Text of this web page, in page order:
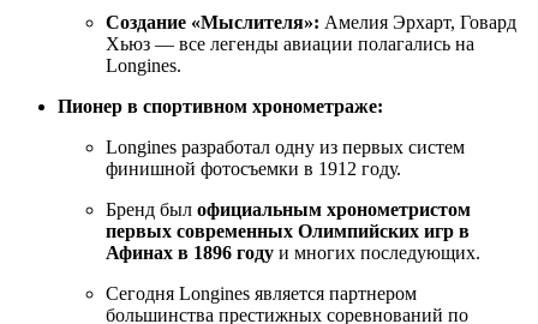
Создание «Мыслителя»: Амелия Эрхарт, Говард
Хьюз — все легенды авиации полагались на
Longines.
Пионер в спортивном хронометраже:
Longines разработал одну из первых систем
финишной фотосъемки в 1912 году.
Бренд был официальным хронометристом
первых современных Олимпийских игр в
Афинах в 1896 году и многих последующих.
Сегодня Longines является партнером
большинства престижных соревнований по